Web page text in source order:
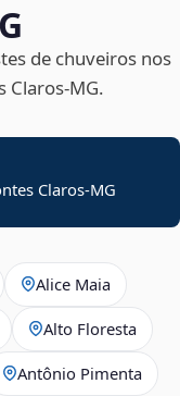
de chuveiros nos
Claros-MG
Alice Maia
Alto Floresta
Antônio Pimenta